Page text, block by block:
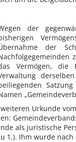
der
der
Vermögen, die
Urkunde
als juristische
1.). Ihm wurde